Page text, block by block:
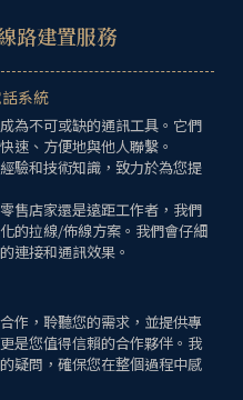
路建置服務
系統
為不可或缺的通訊工具。它們
速、方便地與他人聯繫。
驗和技術知識，致力於為您提
售店家還是遠距工作者，我們
的拉線/佈線方案。我們會仔細
連接和通訊效果。
作，聆聽您的需求，並提供專
是您值得信賴的合作夥伴。我
疑問，確保您在整個過程中感